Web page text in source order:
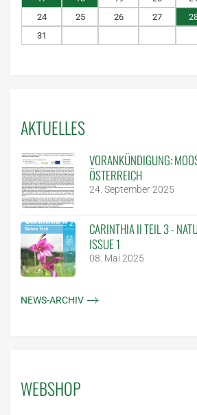
24
25 26 27
31
AKTUELLES
VORANKÜNDIGUNG:
ÖSTERREICH
24. September 2025
CARINTHIA II TEIL 3 -
ISSUE 1
08. Mai 2025
NEWS-ARCHIV
WEBSHOP